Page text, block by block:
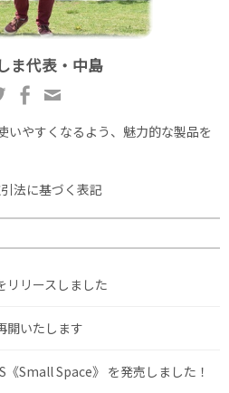
ま代表・中島
いやすくなるよう、魅力的な製品を
法に基づく表記
リリースしました
開いたします
《Small Space》 を発売しました！